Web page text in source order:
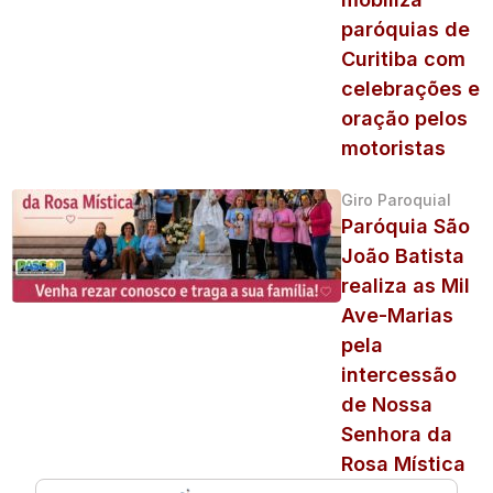
paróquias de
Curitiba com
celebrações e
oração pelos
motoristas
Giro Paroquial
Paróquia São
João Batista
realiza as Mil
Ave-Marias
pela
intercessão
de Nossa
Senhora da
Rosa Mística